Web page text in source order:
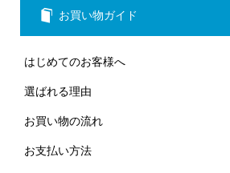
お買い物ガイド
はじめてのお客様へ
選ばれる理由
お買い物の流れ
お支払い方法